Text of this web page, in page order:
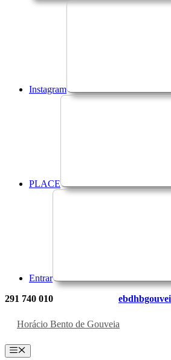
Instagram
PLACE
Entrar
291 740 010
Horácio Bento de Gouveia
Menu